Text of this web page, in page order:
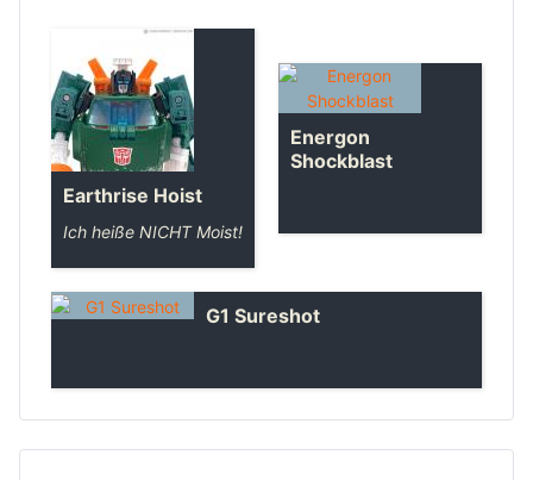
Earthrise Hoist
Ich heiße NICHT Moist!
Energon
Shockblast
G1 Sureshot